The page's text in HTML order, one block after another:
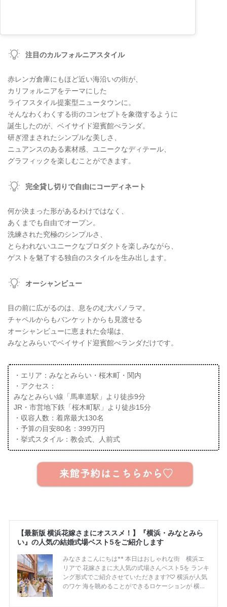
注目のカルフォルニアスタイル
赤レンガ倉庫にもほど近い海沿いの街が、
カリフォルニアをテーマにした
ライフスタイル提案型ニュータウンに。
そんなわくわくする街のコンセプトを象徴するように
誕生したのが、ベイサイド迎賓館べランダ。
研ぎ澄まされたシンプルな美しさ、
ニュアンスのある素材感、ユニークなディテール、
グラフィックを楽しむことができます。
完全貸し切りで自由にコーディネート
何か決まった形があるわけではなく、
あくまでも自由でオープン。
洗練された究極のシンプルさ、
とらわれないユニークなプロダクトを楽しみながら、
ゲストを魅了する独自のスタイルを生み出します。
オーシャンビュー
目の前に広がるのは、息をのむ大パノラマ。
チャペルからもバンケットからも見渡せる
オーシャンビューに恵まれた会場は、
みなとみらいでベイサイド迎賓館べランダだけです。
・エリア：みなとみらい・桜木町・関内
・アクセス：
みなとみらい線「馬車道駅」より徒歩9分
JR・市営地下鉄「桜木町駅」より徒歩15分
・収容人数：着席最大130名
・予算の目安80名：399万円
・挙式スタイル：教会式、人前式